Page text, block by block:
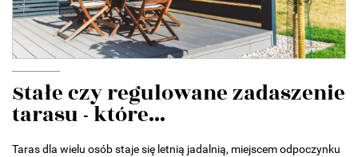
Stałe czy regulowane zadaszenie
tarasu - które...
Taras dla wielu osób staje się letnią jadalnią, miejscem odpoczynku